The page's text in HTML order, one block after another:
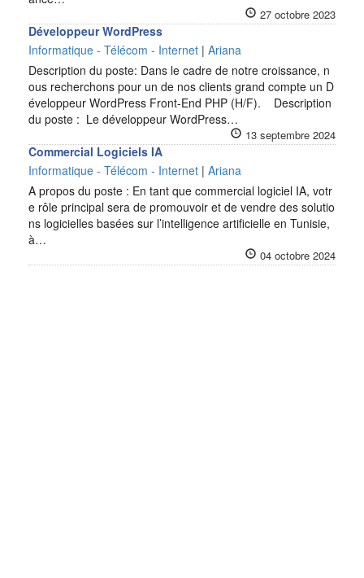
27 octobre 2023
Développeur WordPress
Informatique - Télécom - Internet | Ariana
Description du poste: Dans le cadre de notre croissance, n
ous recherchons pour un de nos clients grand compte un D
éveloppeur WordPress Front-End PHP (H/F). Description
du poste : Le développeur WordPress…
13 septembre 2024
Commercial Logiciels IA
Informatique - Télécom - Internet | Ariana
A propos du poste : En tant que commercial logiciel IA, votr
e rôle principal sera de promouvoir et de vendre des solutio
ns logicielles basées sur l’intelligence artificielle en Tunisie,
à…
04 octobre 2024